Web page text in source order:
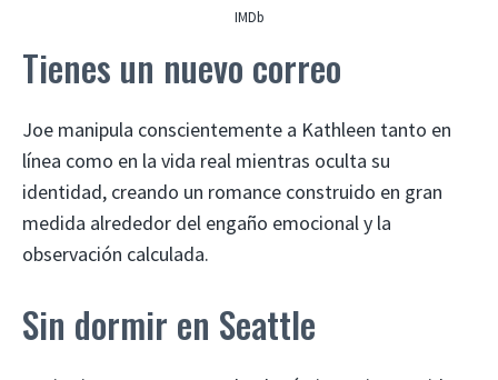
IMDb
Tienes un nuevo correo
Joe manipula conscientemente a Kathleen tanto en
línea como en la vida real mientras oculta su
identidad, creando un romance construido en gran
medida alrededor del engaño emocional y la
observación calculada.
Sin dormir en Seattle